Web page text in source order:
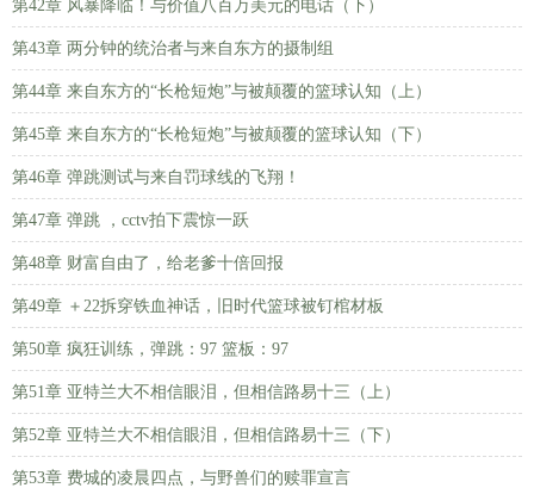
第42章 风暴降临！与价值八百万美元的电话（下）
第43章 两分钟的统治者与来自东方的摄制组
第44章 来自东方的“长枪短炮”与被颠覆的篮球认知（上）
第45章 来自东方的“长枪短炮”与被颠覆的篮球认知（下）
第46章 弹跳测试与来自罚球线的飞翔！
第47章 弹跳 ，cctv拍下震惊一跃
第48章 财富自由了，给老爹十倍回报
第49章 ＋22拆穿铁血神话，旧时代篮球被钉棺材板
第50章 疯狂训练，弹跳：97 篮板：97
第51章 亚特兰大不相信眼泪，但相信路易十三（上）
第52章 亚特兰大不相信眼泪，但相信路易十三（下）
第53章 费城的凌晨四点，与野兽们的赎罪宣言